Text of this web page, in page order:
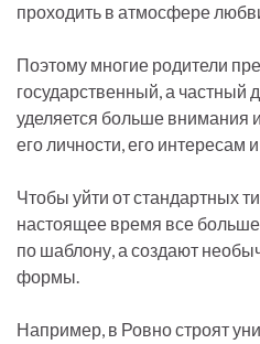
проходить в атмосфере
Поэтому многие родители
государственный, а частный
уделяется больше внимания
его личности, его интересам
Чтобы уйти от стандартных
настоящее время все больше
по шаблону, а создают
формы.
Например, в Ровно строят